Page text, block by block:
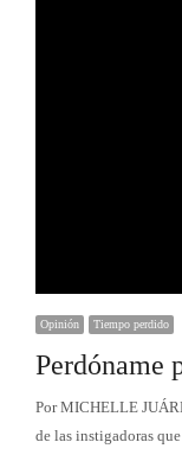
Opinión Tiempo perdido
Perdóname
Por MICHELLE
de las instigadoras